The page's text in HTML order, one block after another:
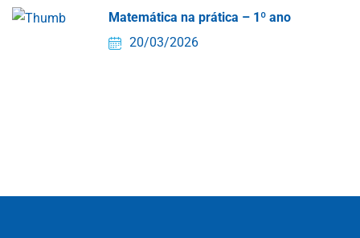
Matemática na prática – 1º ano
20/03/2026